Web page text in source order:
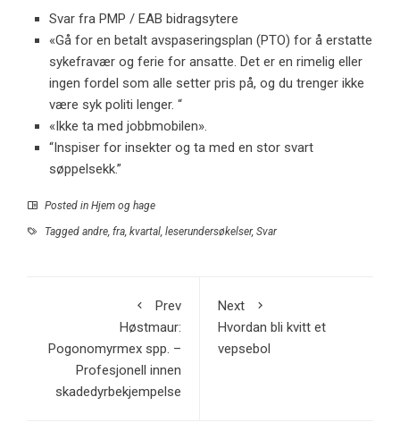
Svar fra PMP / EAB bidragsytere
«Gå for en betalt avspaseringsplan (PTO) for å erstatte
sykefravær og ferie for ansatte. Det er en rimelig eller
ingen fordel som alle setter pris på, og du trenger ikke
være syk politi lenger. “
«Ikke ta med jobbmobilen».
“Inspiser for insekter og ta med en stor svart
søppelsekk.”
Posted in Hjem og hage
Tagged andre, fra, kvartal, leserundersøkelser, Svar
Prev
Høstmaur:
Pogonomyrmex spp. –
Profesjonell innen
skadedyrbekjempelse
Next
Hvordan bli kvitt et
vepsebol